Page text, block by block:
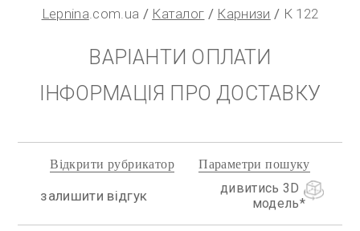
Lepnina.com.ua Каталог Карнизи К 122
ВАРІАНТИ ОПЛАТИ
ІНФОРМАЦІЯ ПРО ДОСТАВКУ
залишити відгук
дивитись 3D
модель
Відкрити рубрикатор Параметри пошуку